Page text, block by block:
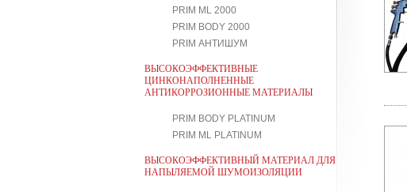
PRIM ML 2000
PRIM BODY 2000
PRIM АНТИШУМ
ВЫСОКОЭФФЕКТИВНЫЕ
ЦИНКОНАПОЛНЕННЫЕ
АНТИКОРРОЗИОННЫЕ МАТЕРИАЛЫ
PRIM BODY PLATINUM
PRIM ML PLATINUM
ВЫСОКОЭФФЕКТИВНЫЙ МАТЕРИАЛ ДЛЯ
НАПЫЛЯЕМОЙ ШУМОИЗОЛЯЦИИ